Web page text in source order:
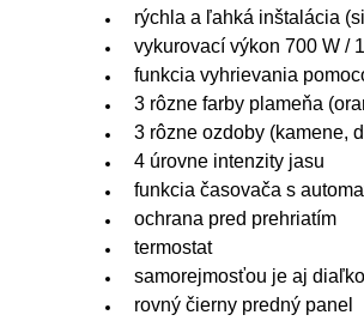
rýchla a ľahká inštalácia
vykurovací výkon 700 W /
funkcia vyhrievania
3 rôzne farby plameňa
3 rôzne ozdoby (kamene,
4 úrovne intenzity jasu
funkcia časovača s
ochrana pred prehriatím
termostat
samorejmosťou je aj
rovný čierny predný panel